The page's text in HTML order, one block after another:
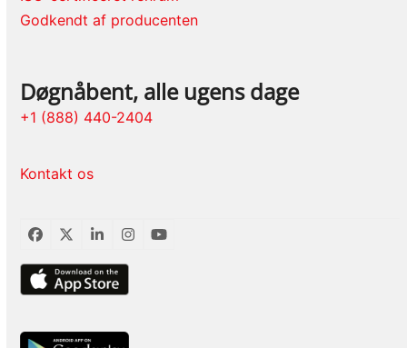
Godkendt af producenten
Døgnåbent, alle ugens dage
+1 (888) 440-2404
Kontakt os
Facebook
TwitterLinkedInInstagram
YouTube